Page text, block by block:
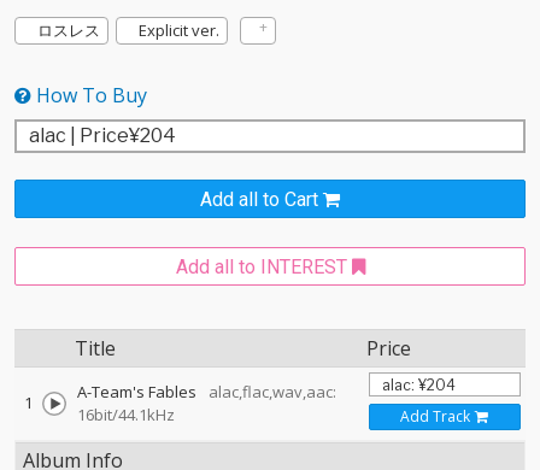
ロスレス
Explicit ver.
How To Buy
Add all to Cart
Add all to INTEREST
Title Price
1 A-Team's Fables
alac,flac,wav,aac:
16bit/44.1kHz
Add Track
Album Info